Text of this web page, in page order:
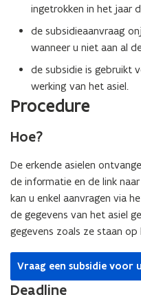
)ingetrokken in het jaar
de subsidieaanvraag
wanneer u niet aan al
de subsidie is gebruikt
werking van het asiel.
Procedure
Hoe?
De erkende asielen
de informatie en de link
kan u enkel aanvragen via
de gegevens van het asiel
gegevens zoals ze staan
Vraag een subsidie voor
nieuw
Deadline